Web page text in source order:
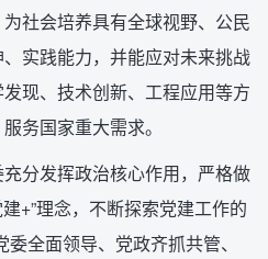
社会培养具有全球视野、公民
实践能力，并能应对未来挑战
现、技术创新、工程应用等方
务国家重大需求。
充分发挥政治核心作用，严格做
+”理念，不断探索党建工作的
全面领导、党政齐抓共管、